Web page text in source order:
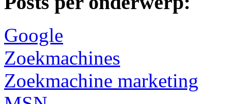
Google
Zoekmachines
Zoekmachine marketing